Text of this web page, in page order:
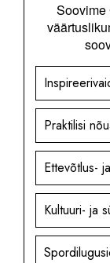
Soovime
Praktilisi
Ettevõtlus-
Kultuuri- ja